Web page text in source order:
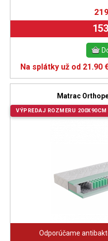
Na splátky už od 21.90
Matrac
VÝPREDAJ ROZMERU 200X90CM
Odporúčame